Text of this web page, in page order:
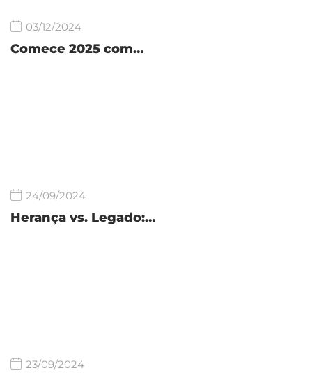
03/12/2024
Comece 2025 com…
24/09/2024
Herança vs. Legado:…
23/09/2024